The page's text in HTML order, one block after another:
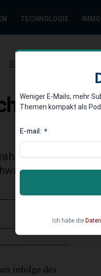
TECHNOLOGIE
in Betracht
infolge des
Weniger E-Mails, mehr
Themen kompakt als
E-mail: *
Ich habe die